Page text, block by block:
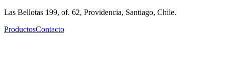
Las Bellotas 199, of. 62, Providencia, Santiago, Chile.
ProductosContacto